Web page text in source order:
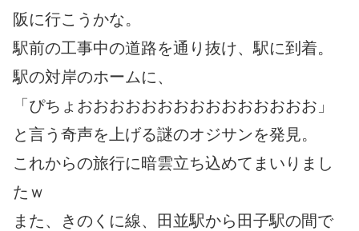
阪に行こうかな。
駅前の工事中の道路を通り抜け、駅に到着。
駅の対岸のホームに、
「ぴちょおおおおおおおおおおおおおおお」
と言う奇声を上げる謎のオジサンを発見。
これからの旅行に暗雲立ち込めてまいりまし
たｗ
また、きのくに線、田並駅から田子駅の間で